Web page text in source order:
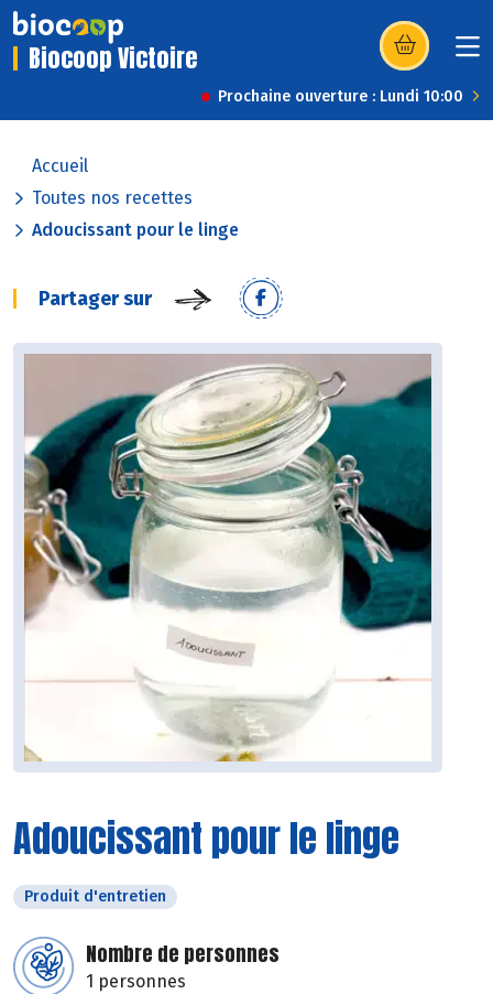
Biocoop Victoire (s’ouvre dans
Prochaine ouverture : Lundi 10:00
Accueil
Toutes nos recettes
Adoucissant pour le linge
Partager sur
Adoucissant pour le linge
Produit d'entretien
Nombre de personnes
1 personnes